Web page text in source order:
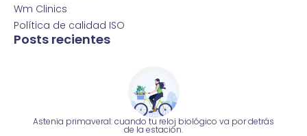
Wm Clinics
Política de calidad ISO
Posts recientes
Astenia primaveral: cuando tu reloj biológico va por detrás
de la estación.